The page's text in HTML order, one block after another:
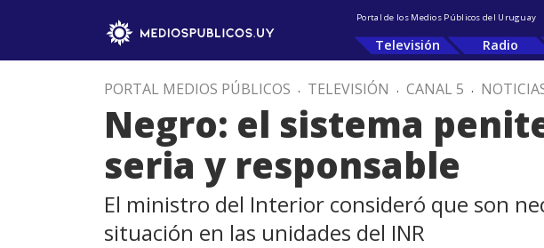
Portal de los Medios Públicos del Uruguay
Televisión Radio
PORTAL MEDIOS PÚBLICOS . TELEVISIÓN . CANAL 5 .
Negro: el sistema
seria y responsable
El ministro del Interior consideró que son
situación en las unidades del INR